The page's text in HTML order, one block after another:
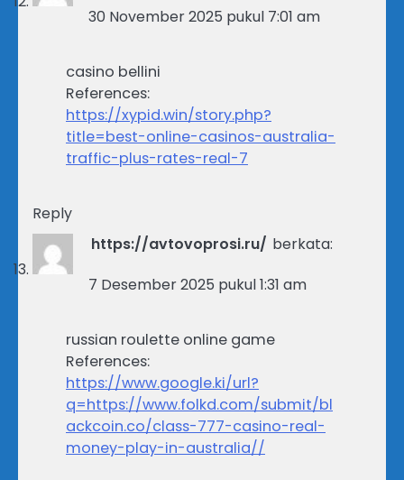
30 November 2025 pukul 7:01 am
casino bellini
References:
https://xypid.win/story.php?
title=best-online-casinos-australia-
traffic-plus-rates-real-7
Reply
https://avtovoprosi.ru/ berkata:
7 Desember 2025 pukul 1:31 am
russian roulette online game
References:
https://www.google.ki/url?
q=https://www.folkd.com/submit/bl
ackcoin.co/class-777-casino-real-
money-play-in-australia//